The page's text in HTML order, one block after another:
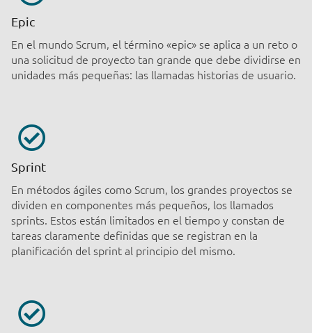
Epic
En el mundo Scrum, el término «epic» se aplica a un reto o
una solicitud de proyecto tan grande que debe dividirse en
unidades más pequeñas: las llamadas historias de usuario.
Sprint
En métodos ágiles como Scrum, los grandes proyectos se
dividen en componentes más pequeños, los llamados
sprints. Estos están limitados en el tiempo y constan de
tareas claramente definidas que se registran en la
planificación del sprint al principio del mismo.